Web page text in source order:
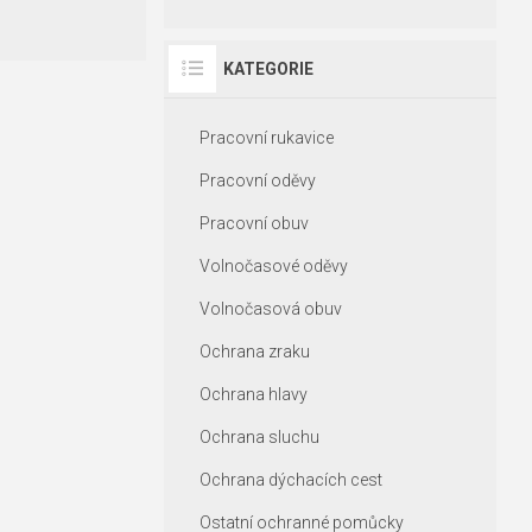
KATEGORIE
Pracovní rukavice
Pracovní oděvy
Pracovní obuv
Volnočasové oděvy
Volnočasová obuv
Ochrana zraku
Ochrana hlavy
Ochrana sluchu
Ochrana dýchacích cest
Ostatní ochranné pomůcky